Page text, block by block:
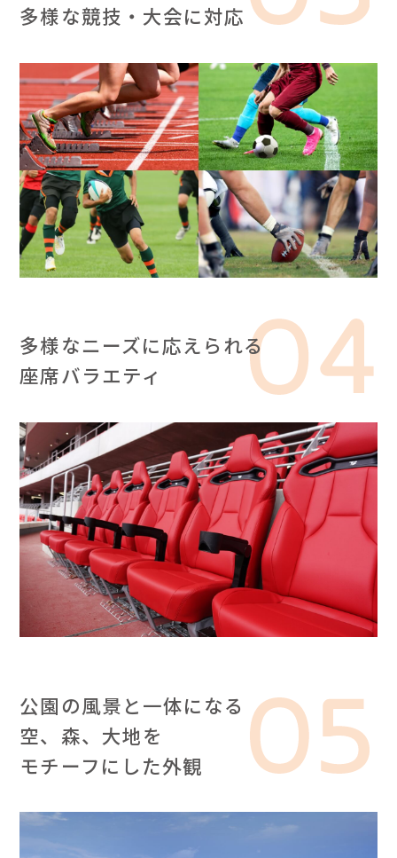
多様な競技・大会に対応
多様なニーズに応えられる
座席バラエティ
公園の風景と一体になる
空、森、大地を
モチーフにした外観